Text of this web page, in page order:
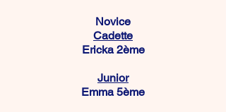
Novice
Cadette
Ericka 2ème
Junior
Emma 5ème